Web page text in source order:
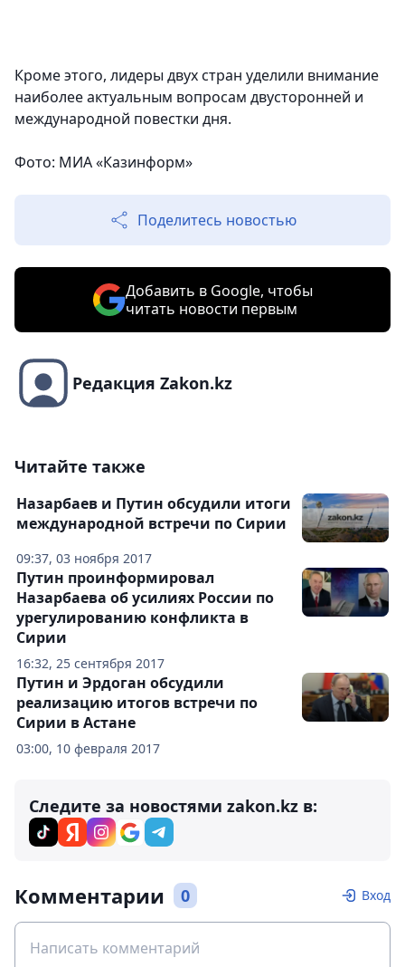
Кроме этого, лидеры двух стран уделили внимание
наиболее актуальным вопросам двусторонней и
международной повестки дня.
Фото: МИА «Казинформ»
Поделитесь новостью
Добавить в Google, чтобы
читать новости первым
Редакция Zakon.kz
Читайте также
09:37, 03 ноября 2017
Назарбаев и Путин обсудили итоги
международной встречи по Сирии
16:32, 25 сентября 2017
Путин проинформировал
Назарбаева об усилиях России по
урегулированию конфликта в
Сирии
03:00, 10 февраля 2017
Путин и Эрдоган обсудили
реализацию итогов встречи по
Сирии в Астане
Следите за новостями zakon.kz в:
Комментарии 0 Вход